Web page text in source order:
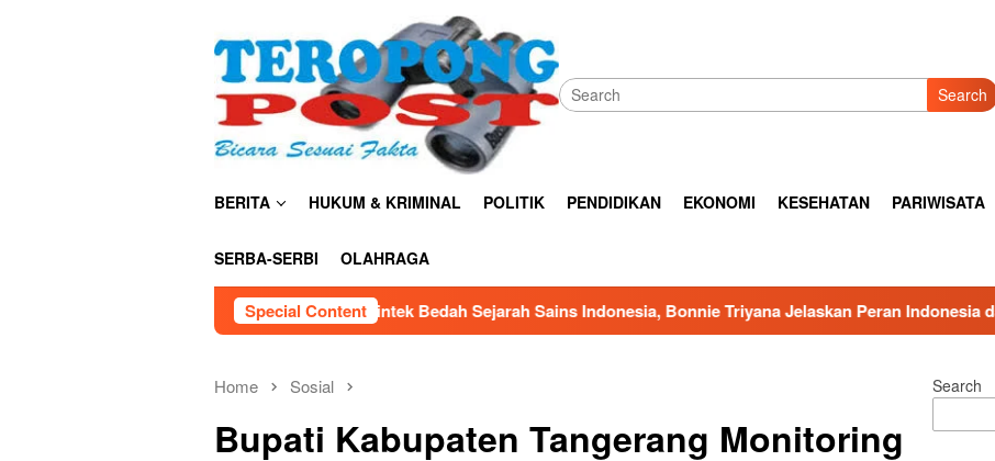
Search
BERITA HUKUM & KRIMINAL POLITIK PENDIDIKAN EKONOMI KESEHATAN PARIWISATA
SERBA-SERBI OLAHRAGA
Special Content
Kemendiktisaintek Bedah Sejarah Sains Indonesia, Bonnie Triyana Jelaskan Peran Indonesia dalam Sains Global
Home Sosial
‎Bupati Kabupaten Tangerang Monitoring
Search